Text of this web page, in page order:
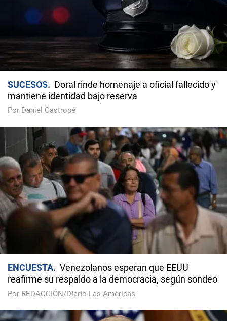
SUCESOS
Doral rinde homenaje a oficial fallecido y
mantiene identidad bajo reserva
Por Daniel Castropé
ENCUESTA
Venezolanos esperan que EEUU
reafirme su respaldo a la democracia, según sondeo
Por REDACCIÓN/Diario Las Américas